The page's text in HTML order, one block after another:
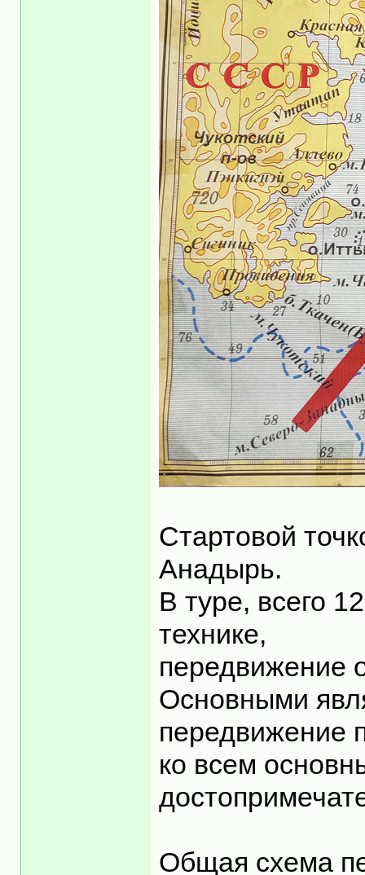
Стартовой
Анадырь.
В туре, всего
технике,
передвижение
Основными
передвижение
ко всем
Общая схема